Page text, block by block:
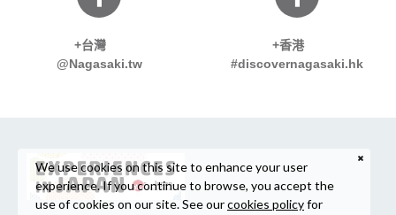
+台灣
@Nagasaki.tw
+香港
#discovernagasaki.hk
We use cookies on this site to enhance your user
experience. If you continue to browse, you accept the
use of cookies on our site. See ourcookies policyfor